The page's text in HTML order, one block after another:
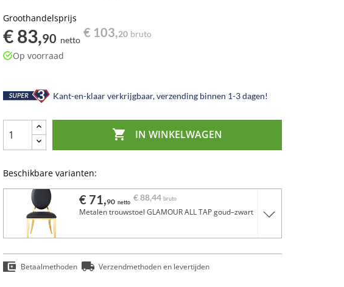
Groothandelsprijs
€ 83,90 netto
€ 103,20 bruto
Op voorraad
Kant-en-klaar verkrijgbaar, verzending binnen 1-3 dagen!
 IN WINKELWAGEN
Beschikbare varianten:
€ 71,90 netto € 88,44 bruto
Metalen trouwstoel GLAMOUR ALL TAP goud–zwart
Betaalmethoden Verzendmethoden en levertijden